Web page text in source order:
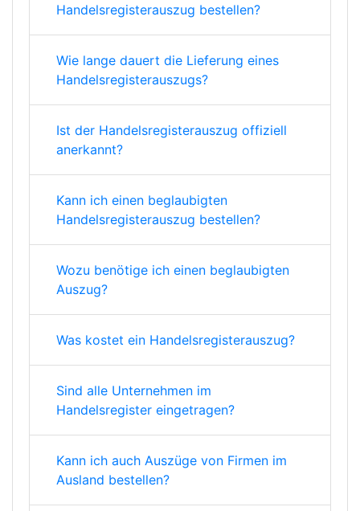
Handelsregisterauszug bestellen?
Wie lange dauert die Lieferung eines
Handelsregisterauszugs?
Ist der Handelsregisterauszug offiziell
anerkannt?
Kann ich einen beglaubigten
Handelsregisterauszug bestellen?
Wozu benötige ich einen beglaubigten
Auszug?
Was kostet ein Handelsregisterauszug?
Sind alle Unternehmen im
Handelsregister eingetragen?
Kann ich auch Auszüge von Firmen im
Ausland bestellen?